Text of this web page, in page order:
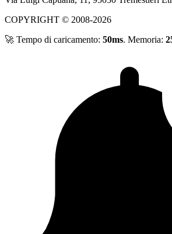
COPYRIGHT © 2008-2026
🚀 Tempo di caricamento: 50ms. Memoria: